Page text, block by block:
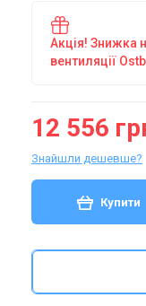
Акція! Знижка
вентиляції
12 556
Знайшли дешевше?
Купити